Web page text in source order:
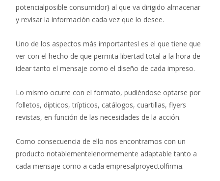
potencialposible consumidor} al que va dirigido almacenar
y revisar la información cada vez que lo desee.
Uno de los aspectos más importantesl es el que tiene que
ver con el hecho de que permita libertad total a la hora de
idear tanto el mensaje como el diseño de cada impreso.
Lo mismo ocurre con el formato, pudiéndose optarse por
folletos, dípticos, trípticos, catálogos, cuartillas, flyers
revistas, en función de las necesidades de la acción.
Como consecuencia de ello nos encontramos con un
producto notablementelenormemente adaptable tanto a
cada mensaje como a cada empresalproyectolfirma.